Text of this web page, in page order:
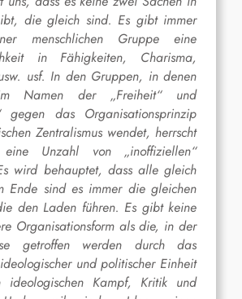
die gleich sind. Es gibt immer
menschlichen Gruppe eine
in Fähigkeiten, Charisma,
usf. In den Gruppen, in denen
Namen der „Freiheit“ und
gegen das Organisationsprinzip
Zentralismus wendet, herrscht
eine Unzahl von „inoffiziellen“
wird behauptet, dass alle gleich
Ende sind es immer die gleichen
den Laden führen. Es gibt keine
Organisationsform als die, in der
getroffen werden durch das
und politischer Einheit
ideologischen Kampf, Kritik und